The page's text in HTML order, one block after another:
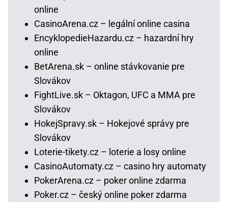
online
CasinoArena.cz – legální online casina
EncyklopedieHazardu.cz – hazardní hry
online
BetArena.sk – online stávkovanie pre
Slovákov
FightLive.sk – Oktagon, UFC a MMA pre
Slovákov
HokejSpravy.sk – Hokejové správy pre
Slovákov
Loterie-tikety.cz – loterie a losy online
CasinoAutomaty.cz – casino hry automaty
PokerArena.cz – poker online zdarma
Poker.cz – český online poker zdarma